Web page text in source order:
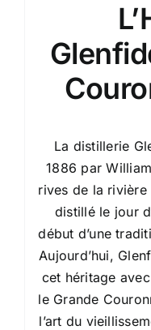
La distillerie
1886 par
rives de la
distillé le jour
début d’une
Aujourd’hui,
cet héritage
le Grande
l’art du